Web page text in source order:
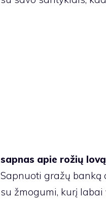
sapnas apie rožių lovą
Sapnuoti gražų banką
su žmogumi, kurį